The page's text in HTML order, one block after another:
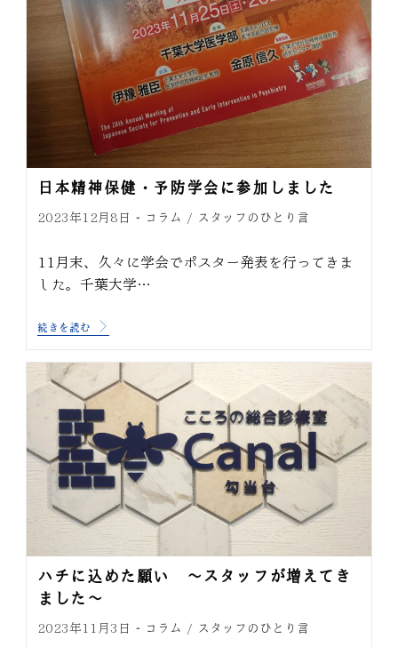
日本精神保健・予防学会に参加しました
2023年12月8日 コラム / スタッフのひとり言
11月末、久々に学会でポスター発表を行ってきま
した。千葉大学…
続きを読む
ハチに込めた願い ～スタッフが増えてき
ました～
2023年11月3日 コラム / スタッフのひとり言